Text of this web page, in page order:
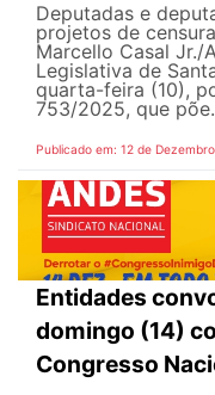
Deputadas e
projetos de
Marcello Casal Jr./
Legislativa de
quarta-feira (10),
753/2025, que
Publicado em: 12 de
Entidades
domingo (14)
Congresso